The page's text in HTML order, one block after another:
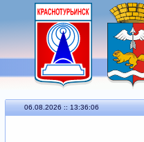
06.08.2026 :: 13:36:06